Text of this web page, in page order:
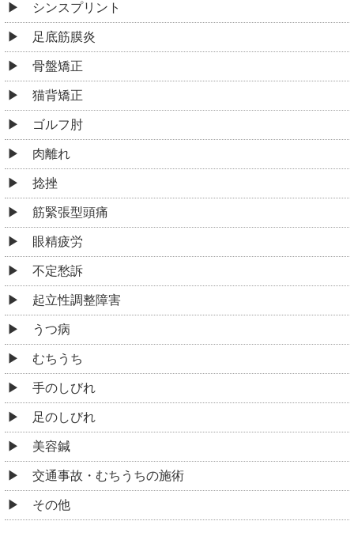
シンスプリント
足底筋膜炎
骨盤矯正
猫背矯正
ゴルフ肘
肉離れ
捻挫
筋緊張型頭痛
眼精疲労
不定愁訴
起立性調整障害
うつ病
むちうち
手のしびれ
足のしびれ
美容鍼
交通事故・むちうちの施術
その他